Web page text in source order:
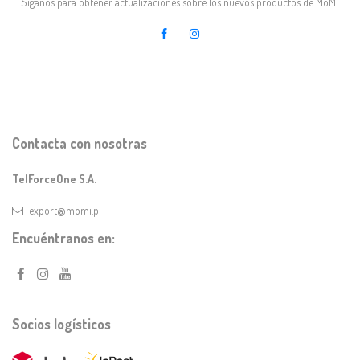
Contacta con nosotras
TelForceOne S.A.
export@momi.pl
Encuéntranos en:
Socios logísticos